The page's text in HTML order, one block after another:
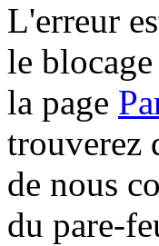
L'erreur
le
la page
trouverez
de nous
du pare-